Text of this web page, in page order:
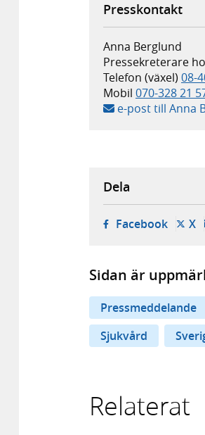
Presskontakt
Anna Berglund
Pressekreterare
Telefon (växel) 08-
Mobil 070-328 21
e-post till Anna
Dela
Facebook- X-
Sidan är
Pressmeddelande
Sjukvård
Relaterat